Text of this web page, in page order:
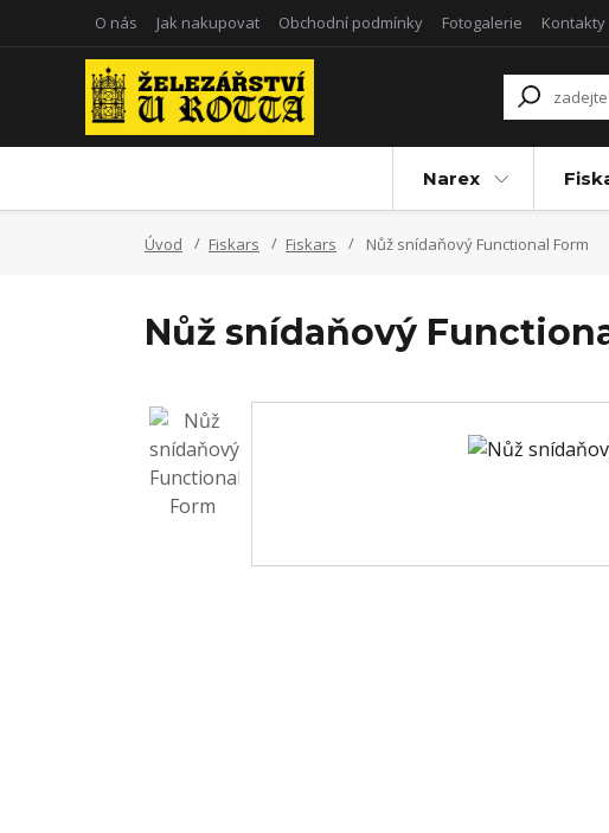
O nás Jak nakupovat Obchodní podmínky Fotogalerie Kontakty
Narex
Úvod Fiskars Fiskars Nůž snídaňový Functional Form
Nůž snídaňový